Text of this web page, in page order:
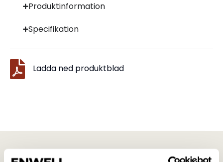
Produktinformation
Specifikation
Ladda ned produktblad